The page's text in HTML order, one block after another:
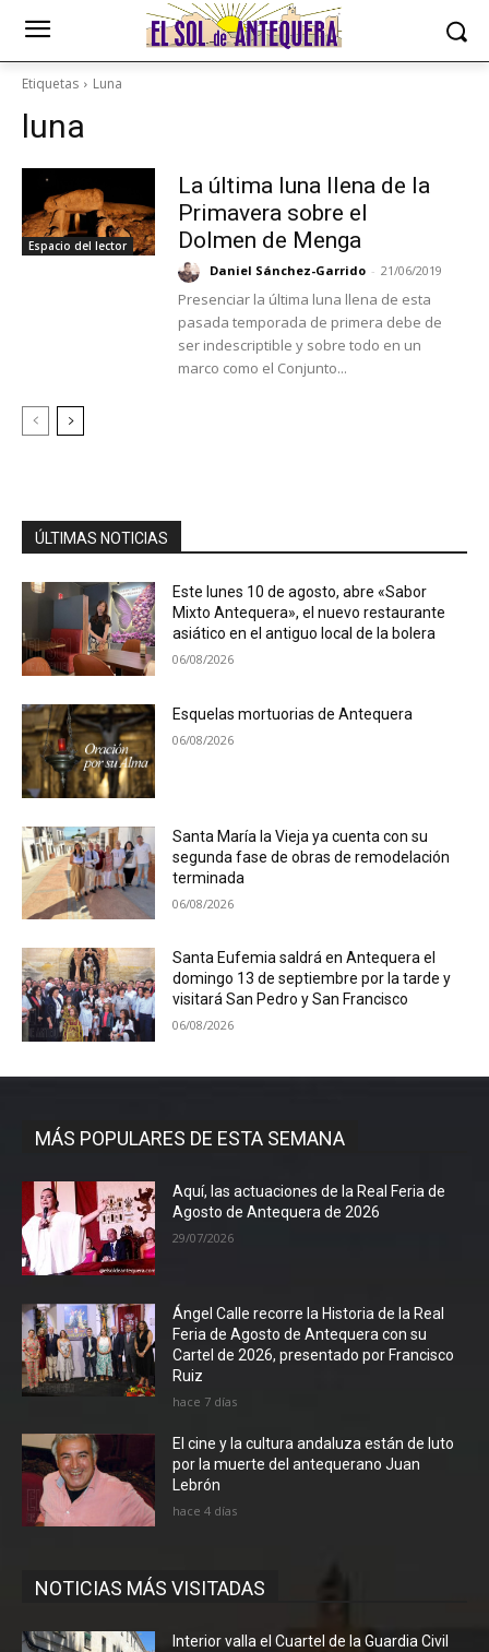
Etiquetas Luna
luna
Espacio del lector
La última luna llena de la
Primavera sobre el
Dolmen de Menga
Daniel Sánchez-Garrido - 21/06/2019
Presenciar la última luna llena de esta
pasada temporada de primera debe de
ser indescriptible y sobre todo en un
marco como el Conjunto...
ÚLTIMAS NOTICIAS
Este lunes 10 de agosto, abre «Sabor
Mixto Antequera», el nuevo restaurante
asiático en el antiguo local de la bolera
06/08/2026
Esquelas mortuorias de Antequera
06/08/2026
Santa María la Vieja ya cuenta con su
segunda fase de obras de remodelación
terminada
06/08/2026
Santa Eufemia saldrá en Antequera el
domingo 13 de septiembre por la tarde y
visitará San Pedro y San Francisco
06/08/2026
MÁS POPULARES DE ESTA SEMANA
Aquí, las actuaciones de la Real Feria de
Agosto de Antequera de 2026
29/07/2026
Ángel Calle recorre la Historia de la Real
Feria de Agosto de Antequera con su
Cartel de 2026, presentado por Francisco
Ruiz
hace 7 días
El cine y la cultura andaluza están de luto
por la muerte del antequerano Juan
Lebrón
hace 4 días
NOTICIAS MÁS VISITADAS
Interior valla el Cuartel de la Guardia Civil